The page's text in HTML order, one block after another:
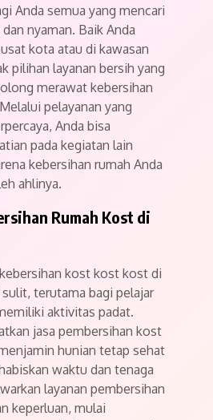
Anda semua yang mencari
nyaman. Baik Anda
kota atau di kawasan
pilihan layanan bersih yang
merawat kebersihan
pelayanan yang
Anda bisa
pada kegiatan lain
kebersihan rumah Anda
ahlinya.
Rumah Kost di
kost kost kost di
sulit, terutama bagi pelajar
aktivitas padat.
jasa pembersihan kost
hunian tetap sehat
waktu dan tenaga
layanan pembersihan
keperluan, mulai